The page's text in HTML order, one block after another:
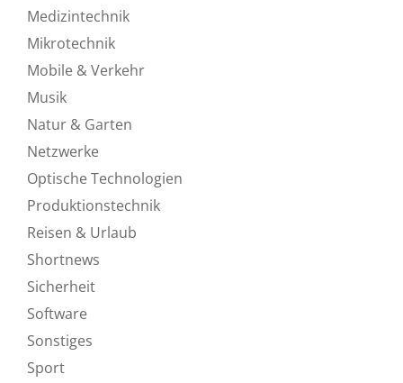
Medizintechnik
Mikrotechnik
Mobile & Verkehr
Musik
Natur & Garten
Netzwerke
Optische Technologien
Produktionstechnik
Reisen & Urlaub
Shortnews
Sicherheit
Software
Sonstiges
Sport